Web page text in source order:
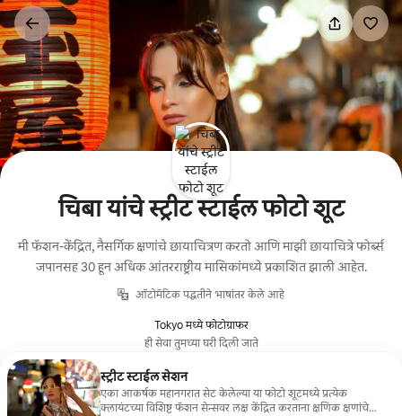
कंटेंटवर
जा
चिबा यांचे स्ट्रीट स्टाईल फोटो शूट
मी फॅशन-केंद्रित, नैसर्गिक क्षणांचे छायाचित्रण करतो आणि माझी छायाचित्रे फोर्ब्स
जपानसह 30 हून अधिक आंतरराष्ट्रीय मासिकांमध्ये प्रकाशित झाली आहेत.
ऑटोमॅटिक पद्धतीने भाषांतर केले आहे
Tokyo मध्ये फोटोग्राफर
ही सेवा तुमच्या घरी दिली जाते
स्ट्रीट स्टाईल सेशन
एका आकर्षक महानगरात सेट केलेल्या या फोटो शूटमध्ये प्रत्येक
क्लायंटच्या विशिष्ट फॅशन सेन्सवर लक्ष केंद्रित करताना क्षणिक क्षणांचे